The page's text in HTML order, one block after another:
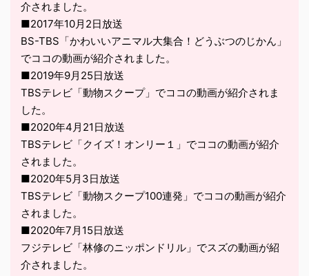
介されました。
■2017年10月2日放送
BS-TBS「かわいいアニマル大集合！どうぶつのじかん」
でココの動画が紹介されました。
■2019年9月25日放送
TBSテレビ「動物スクープ」でココの動画が紹介されま
した。
■2020年4月21日放送
TBSテレビ「クイズ！オンリー１」でココの動画が紹介
されました。
■2020年5月3日放送
TBSテレビ「動物スクープ100連発」でココの動画が紹介
されました。
■2020年7月15日放送
フジテレビ「林修のニッポンドリル」でスズの動画が紹
介されました。